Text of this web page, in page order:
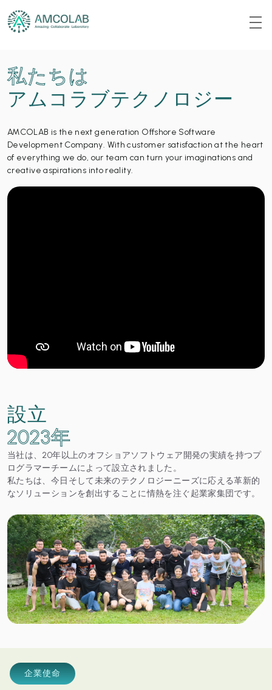
私たちは
アムコラブテクノロジー
AMCOLAB is the next generation Offshore Software
Development Company. With customer satisfaction at the heart
of everything we do, our team can turn your imaginations and
creative aspirations into reality.
設立
2023年
当社は、20年以上のオフショアソフトウェア開発の実績を持つプ
ログラマーチームによって設立されました。
私たちは、今日そして未来のテクノロジーニーズに応える革新的
なソリューションを創出することに情熱を注ぐ起業家集団です。
企業使命